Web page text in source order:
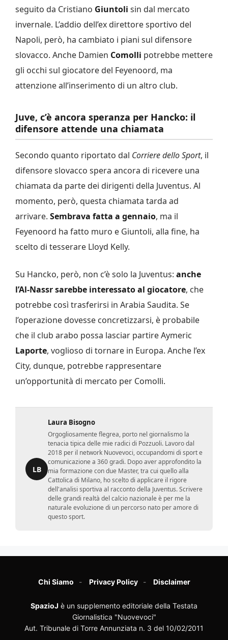
seguito da Cristiano Giuntoli sin dal mercato
invernale. L’addio dell’ex direttore sportivo del
Napoli, però, ha cambiato i piani sul difensore
slovacco. Anche Damien Comolli potrebbe mettere
gli occhi sul giocatore del Feyenoord, ma
attenzione all’inserimento di un altro club.
Juve, c’è ancora speranza per Hancko: il
difensore attende una chiamata
Secondo quanto riportato dal Corriere dello Sport, il
difensore slovacco spera ancora di ricevere una
chiamata da parte dei dirigenti della Juventus. Al
momento, però, questa chiamata tarda ad
arrivare. Sembrava fatta a gennaio, ma il
Feyenoord ha fatto muro e Giuntoli, alla fine, ha
scelto di tesserare Lloyd Kelly.
Su Hancko, però, non c’è solo la Juventus: anche
l’Al-Nassr sarebbe interessato al giocatore, che
potrebbe così trasferirsi in Arabia Saudita. Se
l’operazione dovesse concretizzarsi, è probabile
che il club arabo possa lasciar partire Aymeric
Laporte, voglioso di tornare in Europa. Anche l’ex
City, dunque, potrebbe rappresentare
un’opportunità di mercato per Comolli.
LB
Laura Bisogno
Orgogliosamente flegrea, porto nel giornalismo la
tenacia tipica delle mie radici di Pozzuoli. Lavoro dal
2018 per il network Nuovevoci, occupandomi di sport e
comunicazione a 360 gradi. Dopo aver approfondito la
mia formazione con due Master, tra cui quello alla
Cattolica di Milano, ho scelto di applicare il rigore
dell'analisi sportiva al racconto della Juventus. Scrivere
delle grandi realtà del calcio nazionale è per me la
naturale evoluzione di un percorso nato per amore di
questo sport.
Chi Siamo Privacy Policy Disclaimer
SpazioJ è un supplemento editoriale della Testata
Giornalistica "Nuovevoci"
Aut. Tribunale di Torre Annunziata n. 3 del 10/02/2011